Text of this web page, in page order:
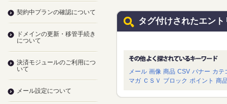
タグ付けされたエント
メール 画像 商品 CSV バナー カテ
マガ ＣＳＶ ブロック ポイント 商
契約中プランの確認について
ドメインの更新・移管手続き
について
決済モジュールのご利用につ
いて
メール設定について